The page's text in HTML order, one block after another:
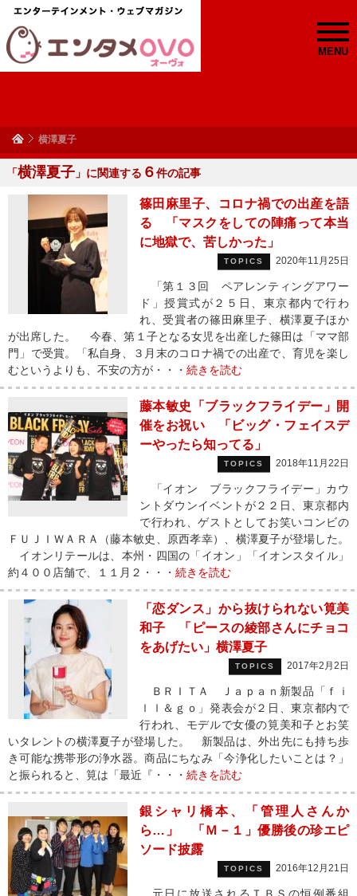
MENU
横澤夏子
「横澤夏子 」に関連する ６件の記事
篠田麻里子、コロナ禍での出産を語
る 「マスクをしての陣痛って本当
に地獄で、苦しかった」
TOPICS 2020年11月25日
「第１３回 ペアレンティングアワー
ド」授賞式が２５日、東京都内で行わ
れ、受賞者の篠田麻里子、横澤夏子ほか
が出席した。 今春、第１子となる女児を出産した篠田は「ママ部
門」で受賞。「私自身、３月末のコロナ禍での出産で、育児を楽し
むというよりも、不安の方が・・・ 続きを読む
藤本敏史「ブラックフライデー」開
催をお祝い 「ビッグ・フェイスデ
ーやったら知ってる」
TOPICS 2018年11月22日
「イオン ブラックフライデー」カウ
ントダウンイベントが２２日、東京都内
で行われ、ゲストとしてお笑いコンビの
ＦＵＪＩＷＡＲＡ（藤本敏史、原西孝幸）、横澤夏子が登場した。
イオンリテールは、本州・四国の「イオン」「イオンスタイル」
約４００店舗で、１１月２・・・ 続きを読む
「恋ダンス」から抜けられない筧美
和子 「ピースの綾部さんにチョコ
をあげたい」横澤夏子
TOPICS 2017年2月2日
ＢＲＩＴＡ Ｊａｐａｎ新製品「ｆｉ
ｌｌ＆ｇｏ」発表会が２日、東京都内で
行われ、モデルで女優の筧美和子とお笑
いタレントの横澤夏子が登場した。 新製品は、外出先にも持ち歩
き可能な携帯形の浄水器。商品にちなみ「今浄化したいことは？」
と振られると、筧は「最近『・・・ 続きを読む
銀シャリ橋本、「管理人さんか
ら…」 「Ｍ－１」優勝後の珍エピ
ソード披露
TOPICS 2016年12月21日